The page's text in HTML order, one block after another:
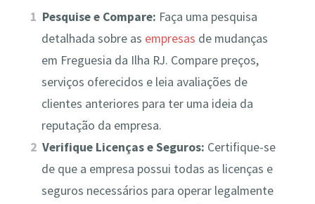
Pesquise e Compare: Faça uma pesquisa
detalhada sobre as empresas de mudanças
em Freguesia da Ilha RJ. Compare preços,
serviços oferecidos e leia avaliações de
clientes anteriores para ter uma ideia da
reputação da empresa.
Verifique Licenças e Seguros: Certifique-se
de que a empresa possui todas as licenças e
seguros necessários para operar legalmente